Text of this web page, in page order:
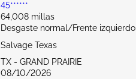
45******
64,008 millas
Desgaste normal/Frente izquierdo
Salvage Texas
TX - GRAND PRAIRIE
08/10/2026